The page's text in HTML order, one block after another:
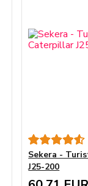
Sekera -
J25-200